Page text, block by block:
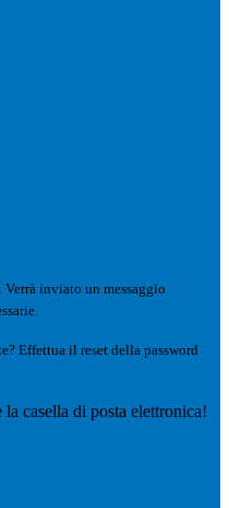
Verrà inviato un messaggio
Effettua il reset della password
casella di posta elettronica!